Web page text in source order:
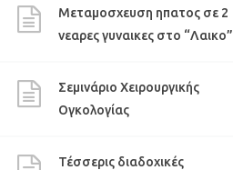
Μεταμοσχευση ηπατος σε 2
νεαρες γυναικες στο “Λαικο”
Σεμινάριο Χειρουργικής
Ογκολογίας
Τέσσερις διαδοχικές